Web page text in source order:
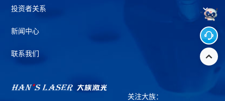
关注大族：
投资者关系
新闻中心
联系我们